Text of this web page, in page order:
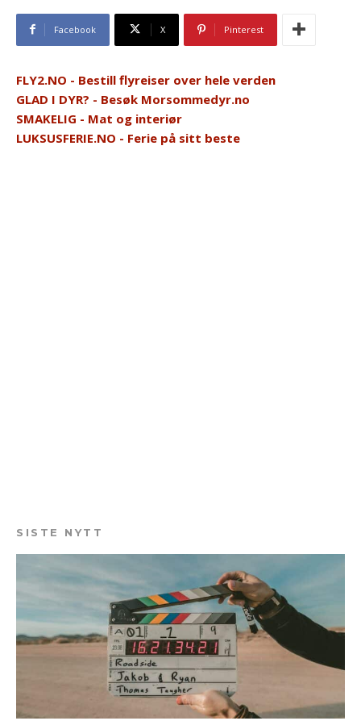
Facebook X Pinterest
FLY2.NO - Bestill flyreiser over hele verden
GLAD I DYR? - Besøk Morsommedyr.no
SMAKELIG - Mat og interiør
LUKSUSFERIE.NO - Ferie på sitt beste
SISTE NYTT